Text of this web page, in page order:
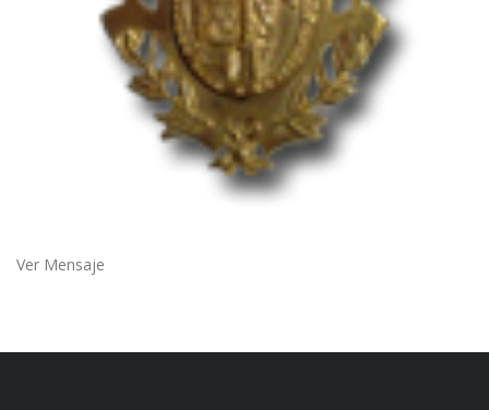
Ver Mensaje